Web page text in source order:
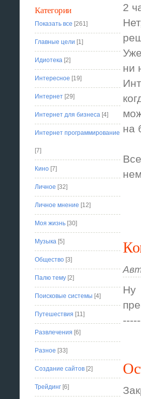
2
ни
на
Ну
Категории
Показать все [261]
Главные цели [1]
Идиотека [2]
Интересное [19]
Интернет [29]
Интернет для бизнеса [4]
Интернет программирование
[7]
Кино [7]
Личное [32]
Личное мнение [12]
Моя жизнь [30]
Музыка [5]
Общество [3]
Палю тему [2]
Поисковые системы [4]
Путешествия [11]
Развлечения [6]
Разное [33]
Создание сайтов [2]
Трейдинг [6]